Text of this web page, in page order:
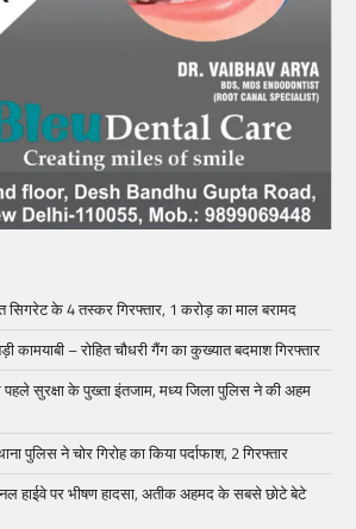
सिगरेट के 4 तस्कर गिरफ्तार, 1 करोड़ का माल बरामद
कामयाबी – रोहित चौधरी गैंग का कुख्यात बदमाश गिरफ्तार
सुरक्षा के पुख्ता इंतजाम, मध्य जिला पुलिस ने की अहम
पुलिस ने चोर गिरोह का किया पर्दाफाश, 2 गिरफ्तार
हाईवे पर भीषण हादसा, अतीक अहमद के सबसे छोटे बेटे